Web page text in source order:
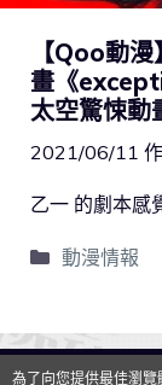
【Qoo動
畫《
太空驚悚動
2021/06/11
乙一 的劇本感
動漫情報
為了向您提供最佳瀏